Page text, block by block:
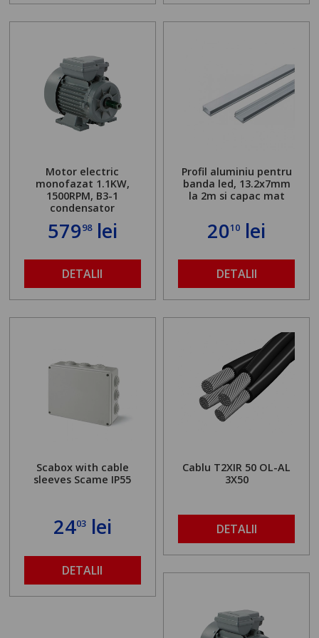
Motor electric
monofazat 1.1KW,
1500RPM, B3-1
condensator
57998lei
DETALII
Profil aluminiu pentru
banda led, 13.2x7mm
la 2m si capac mat
2010 lei
DETALII
Scabox with cable
sleeves Scame IP55
2403lei
DETALII
Cablu T2XIR 50 OL-AL
3X50
DETALII